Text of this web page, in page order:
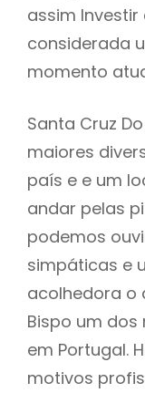
assim Investir
considerada
momento
Santa Cruz
maiores
país e e um
andar pelas
podemos
simpáticas e
acolhedora o
Bispo um
em Portugal.
motivos